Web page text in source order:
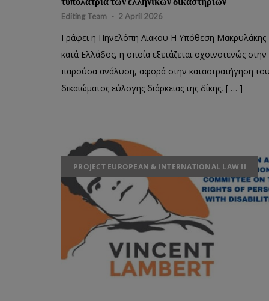
Editing Team - 2 April 2026
Γράφει η Πηνελόπη Λιάκου Η Υπόθεση Μακρυλάκης
κατά Ελλάδος, η οποία εξετάζεται σχοινοτενώς στην
παρούσα ανάλυση, αφορά στην καταστρατήγηση
δικαιώματος εύλογης διάρκειας της δίκης, [ … ]
PROJECT EUROPEAN & INTERNATIONAL LAW II